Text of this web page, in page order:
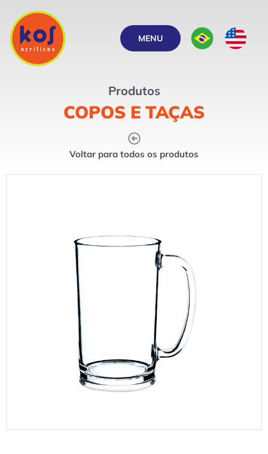
MENU
Produtos
COPOS E TAÇAS
Voltar para todos os produtos